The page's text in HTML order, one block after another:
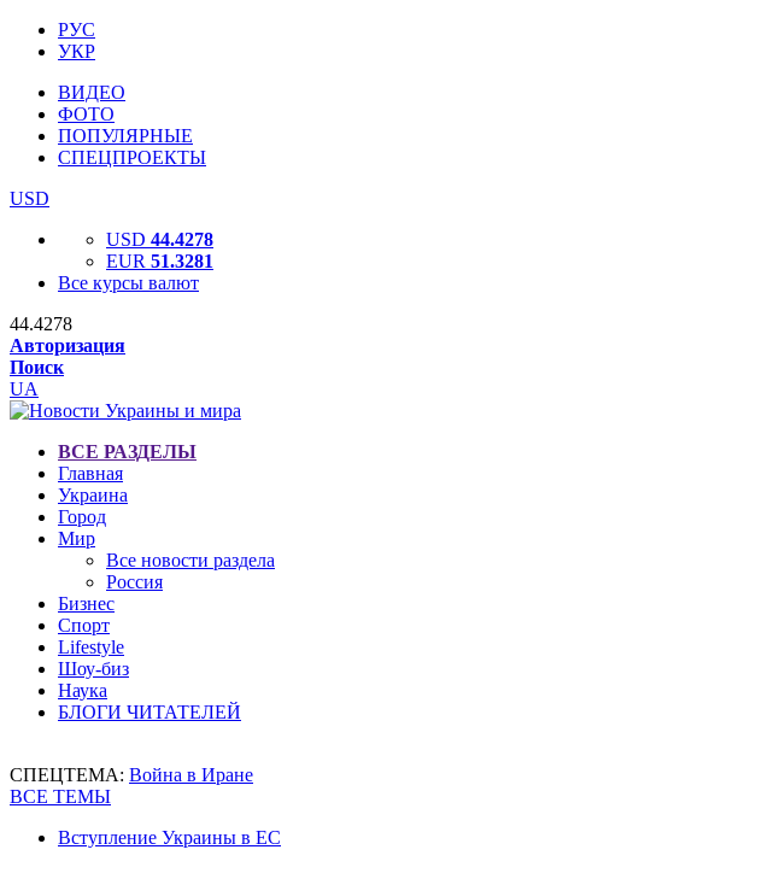
РУС
УКР
ВИДЕО
ФОТО
ПОПУЛЯРНЫЕ
СПЕЦПРОЕКТЫ
USD
USD 44.4278
EUR 51.3281
Все курсы валют
44.4278
Авторизация
Поиск
UA
ВСЕ РАЗДЕЛЫ
Главная
Украина
Город
Мир
Все новости раздела
Россия
Бизнес
Спорт
Lifestyle
Шоу-биз
Наука
БЛОГИ ЧИТАТЕЛЕЙ
СПЕЦТЕМА: Война в Иране
ВСЕ ТЕМЫ
Вступление Украины в ЕС